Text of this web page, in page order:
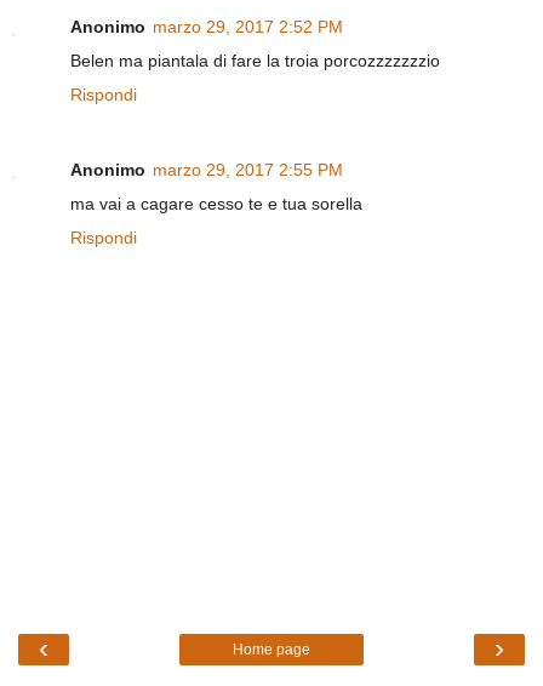
Anonimo marzo 29, 2017 2:52 PM
Belen ma piantala di fare la troia porcozzzzzzzio
Rispondi
Anonimo marzo 29, 2017 2:55 PM
ma vai a cagare cesso te e tua sorella
Rispondi
‹ ›
Home page